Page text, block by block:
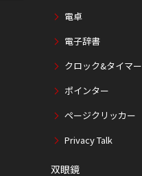
電卓
電子辞書
クロック&タイマー
ポインター
ページクリッカー
Privacy Talk
双眼鏡